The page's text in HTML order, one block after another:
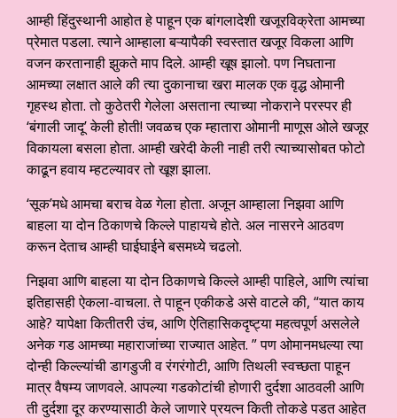
आम्ही हिंदुस्थानी आहोत हे पाहून एक बांगलादेशी खजूरविक्रेता आमच्या
प्रेमात पडला. त्याने आम्हाला बऱ्यापैकी स्वस्तात खजूर विकला आणि
वजन करतानाही झुकते माप दिले. आम्ही खूष झालो. पण निघताना
आमच्या लक्षात आले की त्या दुकानाचा खरा मालक एक वृद्ध ओमानी
गृहस्थ होता. तो कुठेतरी गेलेला असताना त्याच्या नोकराने परस्पर ही
‘बंगाली जादू’ केली होती! जवळच एक म्हातारा ओमानी माणूस ओले खजूर
विकायला बसला होता. आम्ही खरेदी केली नाही तरी त्याच्यासोबत फोटो
काढून हवाय म्हटल्यावर तो खूश झाला.
‘सूक’मधे आमचा बराच वेळ गेला होता. अजून आम्हाला निझवा आणि
बाहला या दोन ठिकाणचे किल्ले पाहायचे होते. अल नासरने आठवण
करून देताच आम्ही घाईघाईने बसमध्ये चढलो.
निझवा आणि बाहला या दोन ठिकाणचे किल्ले आम्ही पाहिले, आणि त्यांचा
इतिहासही ऐकला-वाचला. ते पाहून एकीकडे असे वाटले की, “यात काय
आहे? यापेक्षा कितीतरी उंच, आणि ऐतिहासिकदृष्ट्या महत्वपूर्ण असलेले
अनेक गड आमच्या महाराजांच्या राज्यात आहेत. ” पण ओमानमधल्या त्या
दोन्ही किल्ल्यांची डागडुजी व रंगरंगोटी, आणि तिथली स्वच्छता पाहून
मात्र वैषम्य जाणवले. आपल्या गडकोटांची होणारी दुर्दशा आठवली आणि
ती दुर्दशा दूर करण्यासाठी केले जाणारे प्रयत्न किती तोकडे पडत आहेत